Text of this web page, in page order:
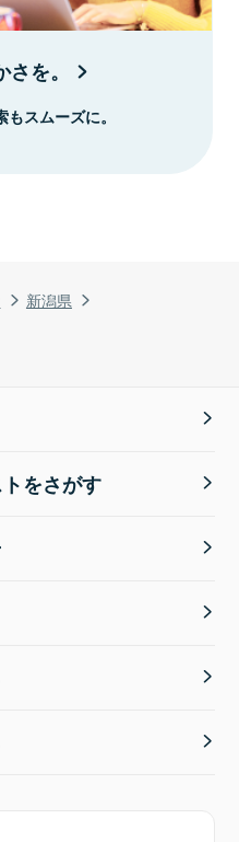
新潟県
を。
スムーズに。
をさがす